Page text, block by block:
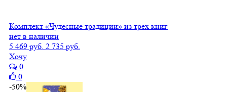
Комплект «Чудесные традиции» из трех книг
нет в наличии
5 469 руб. 2 735 руб.
Хочу
0
0
-50%